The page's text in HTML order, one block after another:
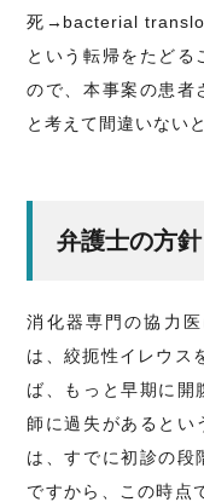
死→bacterial
という転帰をたどる
ので、本事案の患者
と考えて間違いない
弁護士の方
消化器専門の協力
は、絞扼性イレウス
ば、もっと早期に開
師に過失があるとい
は、すでに初診の段
ですから、この時点